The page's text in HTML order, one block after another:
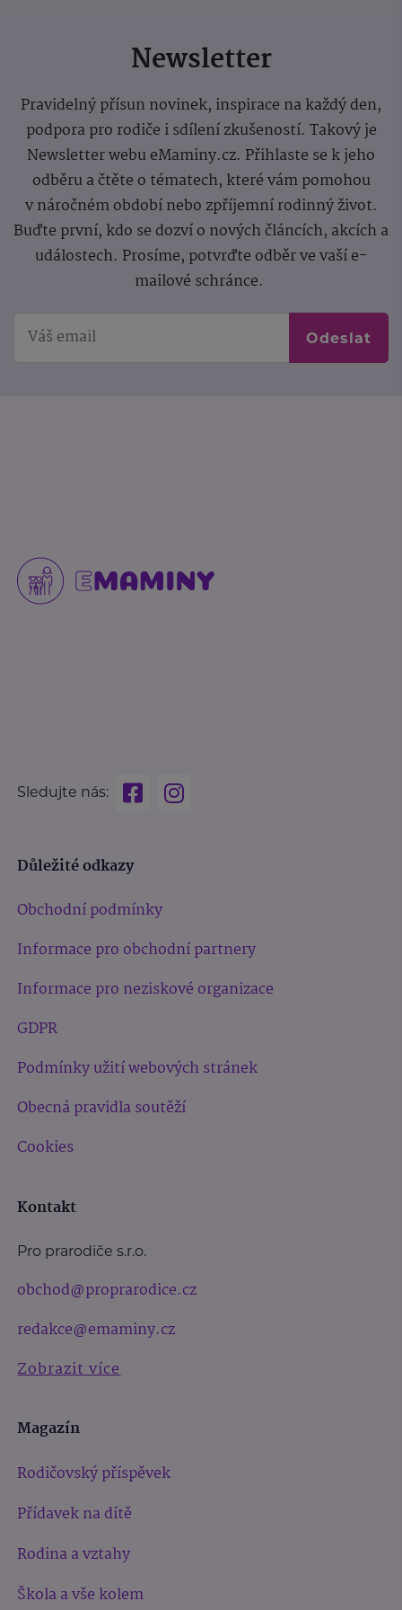
Newsletter
Pravidelný přísun novinek, inspirace na každý den,
podpora pro rodiče i sdílení zkušeností. Takový je
Newsletter webu eMaminy.cz. Přihlaste se k jeho
odběru a čtěte o tématech, které vám pomohou
v náročném období nebo zpříjemní rodinný život.
Buďte první, kdo se dozví o nových článcích, akcích a
událostech. Prosíme, potvrďte odběr ve vaší e-
mailové schránce.
Odeslat
Sledujte nás:
Důležité odkazy
Obchodní podmínky
Informace pro obchodní partnery
Informace pro neziskové organizace
GDPR
Podmínky užití webových stránek
Obecná pravidla soutěží
Cookies
Kontakt
Pro prarodiče s.r.o.
obchod@proprarodice.cz
redakce@emaminy.cz
Zobrazit více
Magazín
Rodičovský příspěvek
Přídavek na dítě
Rodina a vztahy
Škola a vše kolem